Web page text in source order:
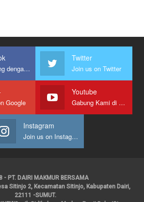
Bergabung dengan kami
Twitter
Join us on Twitter
Google
Youtube
Gabung Kami di Youtube
Instagram
Join us on Instagram
- PT. DAIRI MAKMUR BERSAMA
Sitinjo 2, Kecamatan Sitinjo, Kabupaten Dairi,
22111 -SUMUT.